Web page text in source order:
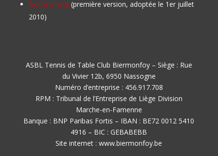
Notre charte (première version, adoptée le 1er juillet
2010)
ASBL Tennis de Table Club Biermonfoy – Siège : Rue
du Vivier 12b, 6950 Nassogne
Numéro d’entreprise : 456.917.708
RPM : Tribunal de l’Entreprise de Liège Division
Marche-en-Famenne
Banque : BNP Paribas Fortis – IBAN : BE72 0012 5410
4916 – BIC : GEBABEBB
Site internet : www.biermonfoy.be